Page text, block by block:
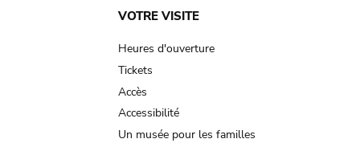
Main
navigation
VOTRE VISITE
Heures d'ouverture
Tickets
Accès
Accessibilité
Un musée pour les familles